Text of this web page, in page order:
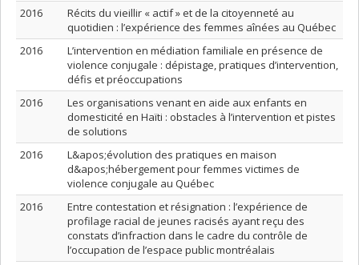
2016
Récits du vieillir « actif » et de la citoyenneté au
quotidien : l’expérience des femmes aînées au Québec
2016
L’intervention en médiation familiale en présence de
violence conjugale : dépistage, pratiques d’intervention,
défis et préoccupations
2016
Les organisations venant en aide aux enfants en
domesticité en Haïti : obstacles à l’intervention et pistes
de solutions
2016
L&apos;évolution des pratiques en maison
d&apos;hébergement pour femmes victimes de
violence conjugale au Québec
2016
Entre contestation et résignation : l’expérience de
profilage racial de jeunes racisés ayant reçu des
constats d’infraction dans le cadre du contrôle de
l’occupation de l’espace public montréalais